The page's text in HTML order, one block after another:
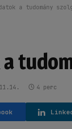
a tudomány
4 perc